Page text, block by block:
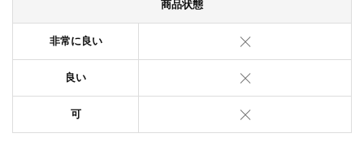
商品状態
非常に良い
良い
可